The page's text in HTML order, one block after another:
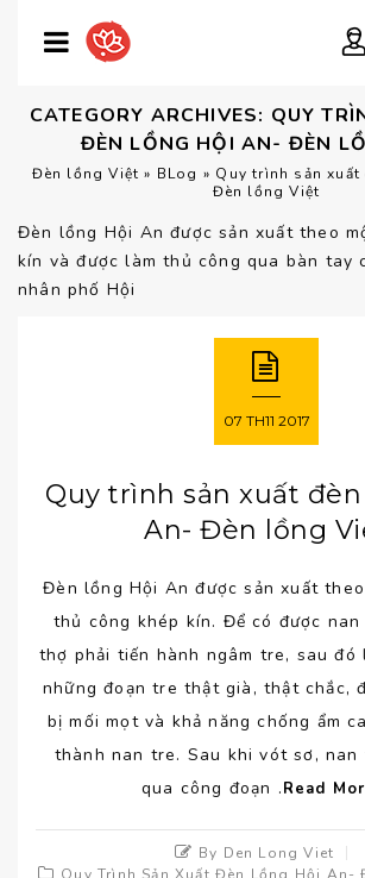
CATEGORY ARCHIVES: QUY
ĐÈN LỒNG HỘI AN- ĐÈN
Đèn lồng Việt » BLog » Quy trình sản
Đèn lồng Việt
Đèn lồng Hội An được sản xuất theo
kín và được làm thủ công qua bàn tay
nhân phố Hội
07 TH11 2017
Quy trình sản xuất
An- Đèn lồng
Đèn lồng Hội An được sản xuất
thủ công khép kín. Để có được
thợ phải tiến hành ngâm tre, sau
những đoạn tre thật già, thật chắc,
bị mối mọt và khả năng chống ẩm
thành nan tre. Sau khi vót sơ, nan
qua công đoạn .Read
By Den Long Viet